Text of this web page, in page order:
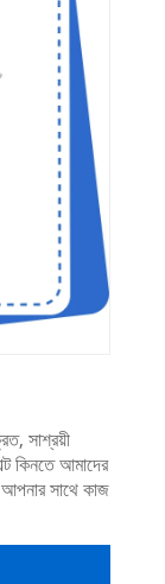
সাশ্রয়ী
কিনতে আমাদের
আপনার সাথে কাজ